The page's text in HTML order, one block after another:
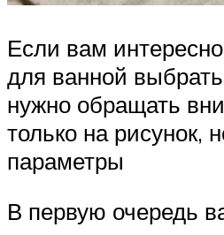
Если вам
для ванной
нужно обращать
только на рисунок,
параметры
В первую очередь